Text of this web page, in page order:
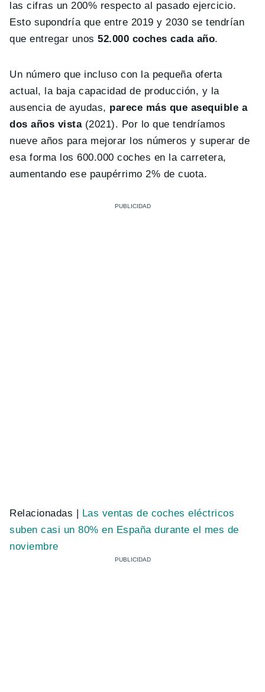
las cifras un 200% respecto al pasado ejercicio.
Esto supondría que entre 2019 y 2030 se tendrían
que entregar unos52.000 coches cada año.
Un número que incluso con la pequeña oferta
actual, la baja capacidad de producción, y la
ausencia de ayudas, parece más que asequible a
dos años vista(2021). Por lo que tendríamos
nueve años para mejorar los números y superar de
esa forma los 600.000 coches en la carretera,
aumentando ese paupérrimo 2% de cuota.
Relacionadas | Las ventas de coches eléctricos
suben casi un 80% en España durante el mes de
noviembre